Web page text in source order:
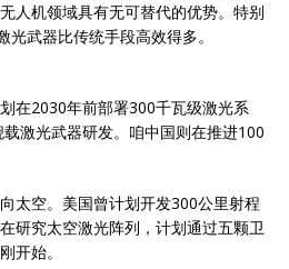
人机领域具有无可替代的优势。特别
光武器比传统手段高效得多。
在2030年前部署300千瓦级激光系
激光武器研发。咱中国则在推进100
太空。美国曾计划开发300公里射程
研究太空激光阵列，计划通过五颗卫
开始。